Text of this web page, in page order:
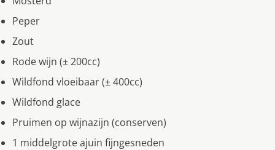
Peper
Zout
Rode wijn (± 200cc)
Wildfond vloeibaar (± 400cc)
Wildfond glace
Pruimen op wijnazijn (conserven)
1 middelgrote ajuin fijngesneden